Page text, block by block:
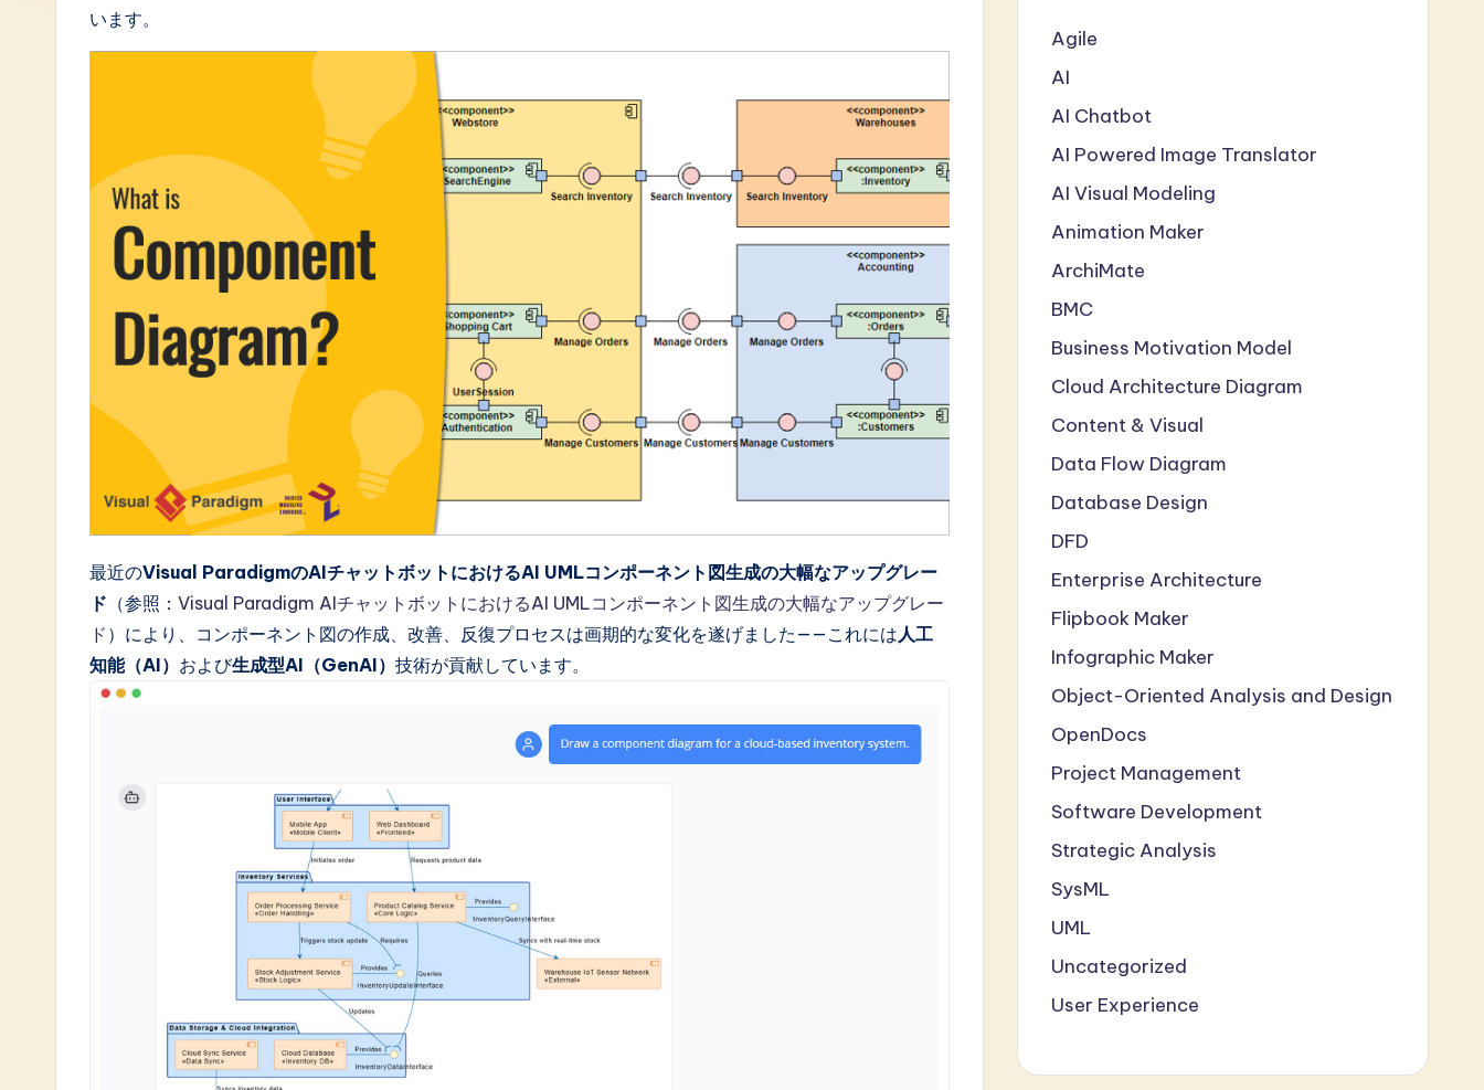
います。
最近のVisual ParadigmのAIチャットボットにおけるAI UMLコンポーネント図生成の大幅なアップグレー
ド （参照： Visual Paradigm AIチャットボットにおけるAI UMLコンポーネント図生成の大幅なアップグレー
ド ）により、コンポーネント図の作成、改善、反復プロセスは画期的な変化を遂げました——これには人工
知能（AI） および生成型AI（GenAI） 技術が貢献しています。
Agile
AI
AI Chatbot
AI Powered Image Translator
AI Visual Modeling
Animation Maker
ArchiMate
BMC
Business Motivation Model
Cloud Architecture Diagram
Content & Visual
Data Flow Diagram
Database Design
DFD
Enterprise Architecture
Flipbook Maker
Infographic Maker
Object-Oriented Analysis and Design
OpenDocs
Project Management
Software Development
Strategic Analysis
SysML
UML
Uncategorized
User Experience